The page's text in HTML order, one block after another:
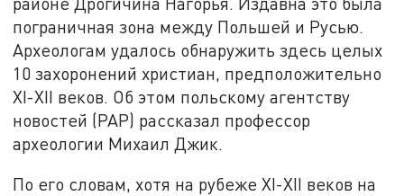
пограничная зона между Польшей и Русью.
Археологам удалось обнаружить здесь целых
10 захоронений христиан, предположительно
XI-XII веков. Об этом польскому агентству
новостей (PAP) рассказал профессор
археологии Михаил Джик.
По его словам, хотя на рубеже XI-XII веков на